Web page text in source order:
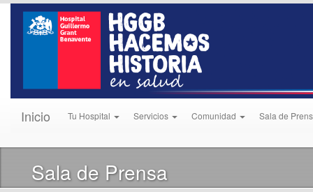
Inicio Tu Hospital Servicios Comunidad Sala de
Sala de Prensa